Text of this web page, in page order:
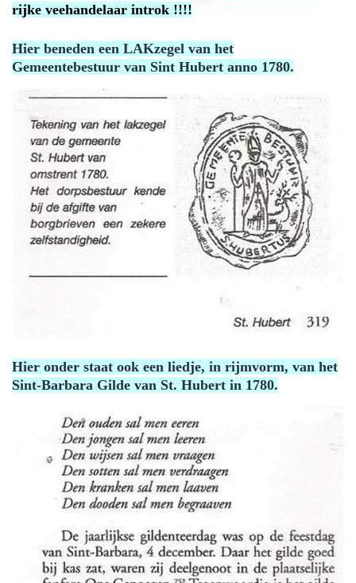
rijke veehandelaar introk !!!!
Hier beneden een LAKzegel van het
Gemeentebestuur van Sint Hubert anno 1780.
Hier onder staat ook een liedje, in rijmvorm, van het
Sint-Barbara Gilde van St. Hubert in 1780.